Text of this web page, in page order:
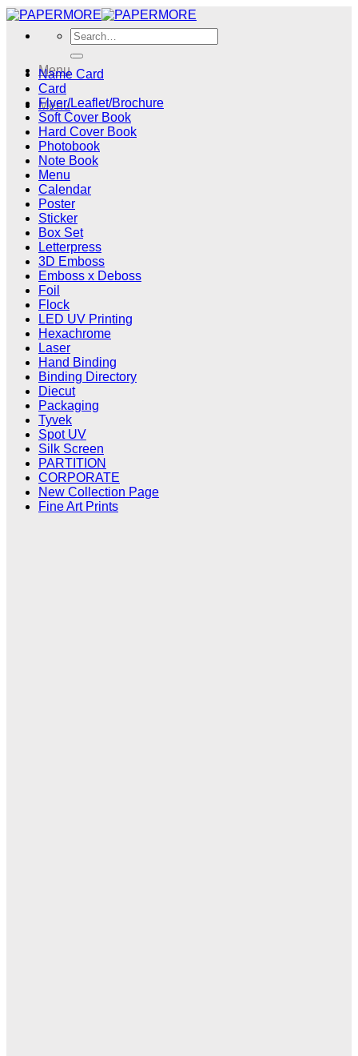
Skip
content
Search
for:
Menu
Menu
Name Card
Card
Flyer/Leaflet/Brochure
Soft Cover Book
Hard Cover Book
Photobook
Note Book
Menu
Calendar
Poster
Sticker
Box Set
Letterpress
3D Emboss
Emboss x Deboss
Foil
Flock
LED UV Printing
Hexachrome
Laser
Hand Binding
Binding Directory
Diecut
Packaging
Tyvek
Spot UV
Silk Screen
PARTITION
CORPORATE
New Collection Page
Fine Art Prints